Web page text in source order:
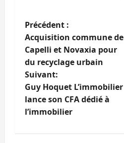
N
a
v
i
g
Précédent :
Acquisition commune de
Capelli et Novaxia pour
du recyclage urbain
Suivant:
Guy Hoquet L’immobilier
lance son CFA dédié à
l’immobilier